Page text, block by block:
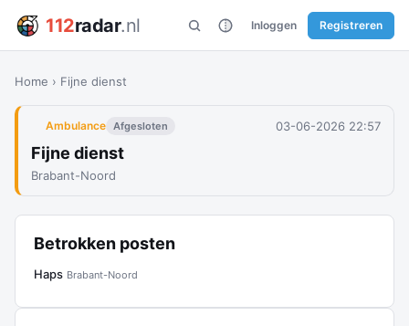
112radar.nl Inloggen Registreren
Home › Fijne dienst
Ambulance Afgesloten 03-06-2026 22:57
Fijne dienst
Brabant-Noord
Betrokken posten
Haps Brabant-Noord